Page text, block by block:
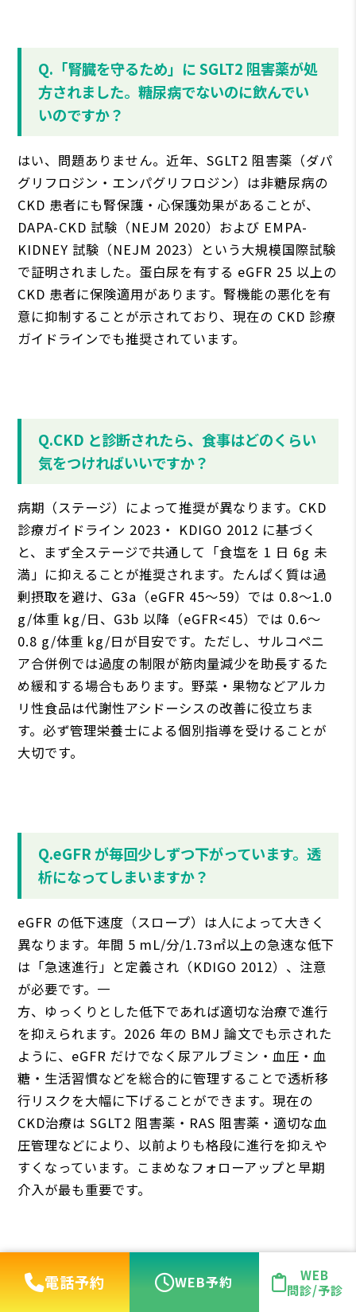
WEB予約
電話予約
WEB
問診/予診
Q.「腎臓を守るため」に SGLT2 阻害薬が処
⽅されました。糖尿病でないのに飲んでい
いのですか？
はい、問題ありません。近年、SGLT2 阻害薬（ダパ
グリフロジン・エンパグリフロジン）は⾮糖尿病の
CKD 患者にも腎保護・⼼保護効果があることが、
DAPA-CKD 試験（NEJM 2020）および EMPA-
KIDNEY 試験（NEJM 2023）という⼤規模国際試験
で証明されました。蛋⽩尿を有する eGFR 25 以上の
CKD 患者に保険適⽤があります。腎機能の悪化を有
意に抑制することが⽰されており、現在の CKD 診療
ガイドラインでも推奨されています。
Q.CKD と診断されたら、⾷事はどのくらい
気をつければいいですか？
病期（ステージ）によって推奨が異なります。CKD
診療ガイドライン 2023・ KDIGO 2012 に基づく
と、まず全ステージで共通して「⾷塩を 1 ⽇ 6g 未
満」に抑えることが推奨されます。たんぱく質は過
剰摂取を避け、G3a（eGFR 45〜59）では 0.8〜1.0
g/体重 kg/⽇、G3b 以降（eGFR<45）では 0.6〜
0.8 g/体重 kg/⽇が⽬安です。ただし、サルコペニ
ア合併例では過度の制限が筋⾁量減少を助⻑するた
め緩和する場合もあります。野菜・果物などアルカ
リ性⾷品は代謝性アシドーシスの改善に役⽴ちま
す。必ず管理栄養⼠による個別指導を受けることが
⼤切です。
Q.eGFR が毎回少しずつ下がっています。透
析になってしまいますか？
eGFR の低下速度（スロープ）は⼈によって⼤きく
異なります。年間 5 mL/分/1.73㎡以上の急速な低下
は「急速進⾏」と定義され（KDIGO 2012）、注意
が必要です。⼀
⽅、ゆっくりとした低下であれば適切な治療で進⾏
を抑えられます。2026 年の BMJ 論⽂でも⽰された
ように、eGFR だけでなく尿アルブミン・⾎圧・⾎
糖・⽣活習慣などを総合的に管理することで透析移
⾏リスクを⼤幅に下げることができます。現在の
CKD治療は SGLT2 阻害薬・RAS 阻害薬・適切な⾎
圧管理などにより、以前よりも格段に進⾏を抑えや
すくなっています。こまめなフォローアップと早期
介⼊が最も重要です。